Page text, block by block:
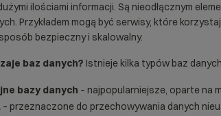
ilościami informacji. Są nieodłącznym
Przykładem mogą być serwisy, które
bezpieczny i skalowalny.
baz danych? Istnieje kilka typów baz
bazy danych – najpopularniejsze, oparte na
– przeznaczone do przechowywania danych